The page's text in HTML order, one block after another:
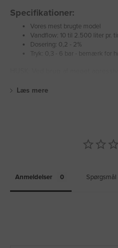
Specifikationer:
Vores mest brugte model
Vandflow: 10 til 2.500 liter pr.
Dosering: 0,2 - 2%
Tryk: 0,3 - 6 bar - bemærk for
Læs mere
Anmeldelser Spørgsmål